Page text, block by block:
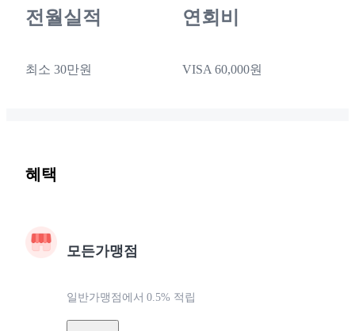
전월실적
최소 30만원
연회비
VISA 60,000원
혜택
모든가맹점
일반가맹점에서 0.5% 적립